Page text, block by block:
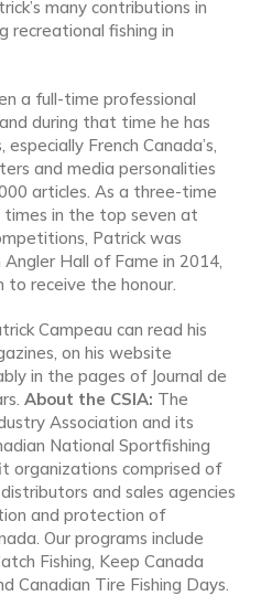
many contributions in
recreational fishing in
a full-time professional
during that time he has
French Canada’s,
and media personalities
articles. As a three-time
times in the top seven at
Patrick was
Hall of Fame in 2014,
to receive the honour.
Campeau can read his
on his website
in the pages of Journal de
About the CSIA: The
Association and its
National Sportfishing
organizations comprised of
and sales agencies
and protection of
Our programs include
Fishing, Keep Canada
Canadian Tire Fishing Days.